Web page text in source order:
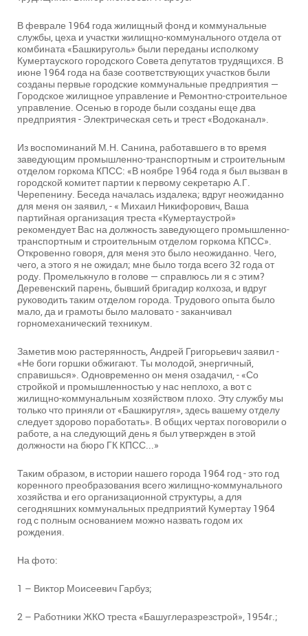
В феврале 1964 года жилищный фонд и коммунальные
службы, цеха и участки жилищно-коммунального отдела от
комбината «Башкируголь» были переданы исполкому
Кумертауского городского Совета депутатов трудящихся. В
июне 1964 года на базе соответствующих участков были
созданы первые городские коммунальные предприятия —
Городское жилищное управление и Ремонтно-строительное
управление. Осенью в городе были созданы еще два
предприятия - Электрическая сеть и трест «Водоканал».
Из воспоминаний М.Н. Санина, работавшего в то время
заведующим промышленно-транспортным и строительным
отделом горкома КПСС: «В ноябре 1964 года я был вызван в
городской комитет партии к первому секретарю А.Г.
Черепенину. Беседа началась издалека; вдруг неожиданно
для меня он заявил, - « Михаил Никифорович, Ваша
партийная организация треста «Кумертаустрой»
рекомендует Вас на должность заведующего промышленно-
транспортным и строительным отделом горкома КПСС».
Откровенно говоря, для меня это было неожиданно. Чего,
чего, а этого я не ожидал; мне было тогда всего 32 года от
роду. Промелькнуло в голове — справлюсь ли я с этим?
Деревенский парень, бывший бригадир колхоза, и вдруг
руководить таким отделом города. Трудового опыта было
мало, да и грамоты было маловато - заканчивал
горномеханический техникум.
Заметив мою растерянность, Андрей Григорьевич заявил -
«Не боги горшки обжигают. Ты молодой, энергичный,
справишься». Одновременно он меня озадачил, - «Со
стройкой и промышленностью у нас неплохо, а вот с
жилищно-коммунальным хозяйством плохо. Эту службу мы
только что приняли от «Башкиругля», здесь вашему отделу
следует здорово поработать». В общих чертах поговорили о
работе, а на следующий день я был утвержден в этой
должности на бюро ГК КПСС...»
Таким образом, в истории нашего города 1964 год - это год
коренного преобразования всего жилищно-коммунального
хозяйства и его организационной структуры, а для
сегодняшних коммунальных предприятий Кумертау 1964
год с полным основанием можно назвать годом их
рождения.
На фото:
1 – Виктор Моисеевич Гарбуз;
2 – Работники ЖКО треста «Башуглеразрезстрой», 1954г.;